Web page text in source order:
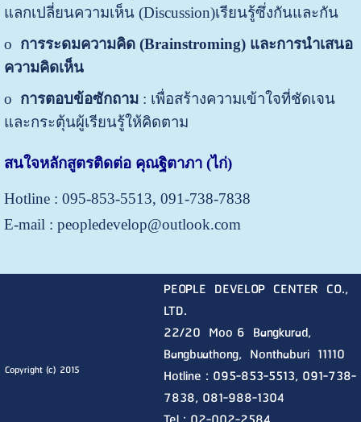
แลกเปลี่ยนความเห็น (Discussion)เรียนรู้ซึ่งกันและกัน
o การระดมความคิด(Brainstroming) และการนำเสนอ
ความคิดเห็น
o การตอบข้อซักถาม: เพื่อสร้างความเข้าใจที่ชัดเจน
และกระตุ้นผู้เรียนรู้ให้คิดตาม
สนใจหลักสูตรติดต่อ คุณฐิตาภา (ไก่)
Hotline : 095-853-5513, 091-738-7838
E-mail : peopledevelop@outlook.com
Copyright (c) 2015
PEOPLE DEVELOP CENTER CO.,
LTD.
22/20 Moo 6 Bangkurad,
Bangbuathong, Nonthaburi 11110
Hotline : 095-853-5513, 091-738-
7838, 081-988-1304